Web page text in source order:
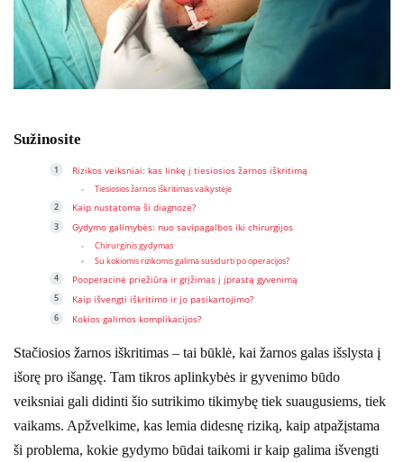
Sužinosite
Rizikos veiksniai: kas linkę į tiesiosios žarnos iškritimą
Tiesiosios žarnos iškritimas vaikystėje
Kaip nustatoma ši diagnozė?
Gydymo galimybės: nuo savipagalbos iki chirurgijos
Chirurginis gydymas
Su kokiomis rizikomis galima susidurti po operacijos?
Pooperacinė priežiūra ir grįžimas į įprastą gyvenimą
Kaip išvengti iškritimo ir jo pasikartojimo?
Kokios galimos komplikacijos?
Stačiosios žarnos iškritimas – tai būklė, kai žarnos galas išslysta į
išorę pro išangę. Tam tikros aplinkybės ir gyvenimo būdo
veiksniai gali didinti šio sutrikimo tikimybę tiek suaugusiems, tiek
vaikams. Apžvelkime, kas lemia didesnę riziką, kaip atpažįstama
ši problema, kokie gydymo būdai taikomi ir kaip galima išvengti